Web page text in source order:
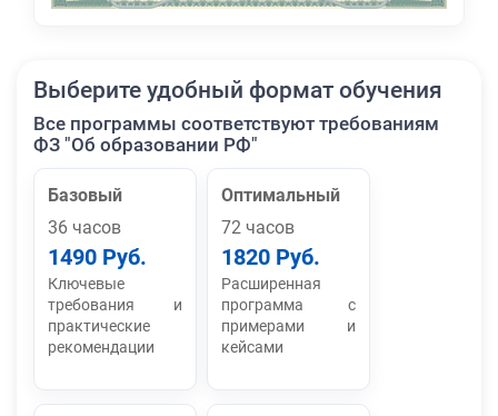
Выберите удобный формат обучения
Все программы соответствуют требованиям
ФЗ "Об образовании РФ"
Базовый
36 часов
1490 Руб.
Ключевые
требования и
практические
рекомендации
Оптимальный
72 часов
1820 Руб.
Расширенная
программа с
примерами и
кейсами